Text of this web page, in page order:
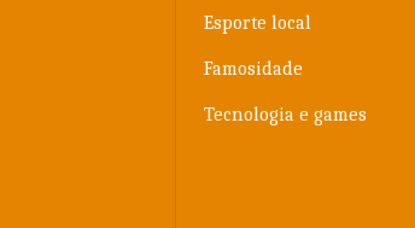
Esporte local
Famosidade
Tecnologia e games